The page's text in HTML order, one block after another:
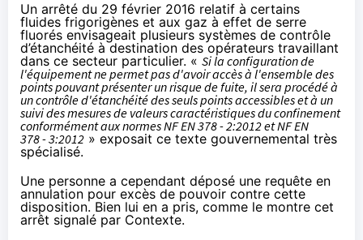
Un arrêté du 29 février 2016 relatif à certains
fluides frigorigènes et aux gaz à effet de serre
fluorés envisageait plusieurs systèmes de contrôle
d’étanchéité à destination des opérateurs travaillant
dans ce secteur particulier. « Si la configuration de
l'équipement ne permet pas d'avoir accès à l'ensemble des
points pouvant présenter un risque de fuite, il sera procédé à
un contrôle d'étanchéité des seuls points accessibles et à un
suivi des mesures de valeurs caractéristiques du confinement
conformément aux normes NF EN 378 - 2:2012 et NF EN
378 - 3:2012 » exposait ce texte gouvernemental très
spécialisé.
Une personne a cependant déposé une requête en
annulation pour excès de pouvoir contre cette
disposition. Bien lui en a pris, comme le montre cet
arrêt signalé par Contexte.